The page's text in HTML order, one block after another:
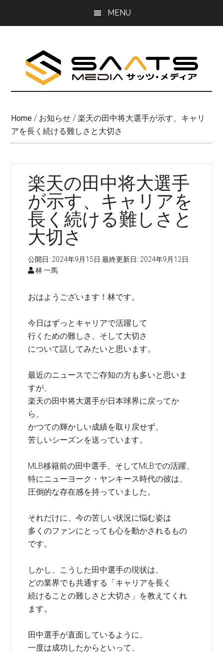
MENU
Home / お知らせ / 楽天の田中将大選手が示す、キャリ
アを長く続ける難しさと大切さ
楽天の田中将大選手
が示す、キャリアを
長く続ける難しさと
大切さ
公開日: 2024年9月15日 最終更新日: 2024年9月12日
林 一馬
おはようございます！林です。
今日はずっとキャリアで活躍して
行くための難しさ、そして大切さ
について話してみたいと思います。
最近のニュースでご存知の方も多いと思いま
すが、
楽天の田中将大選手が日本球界に戻ってか
ら、
かつての輝かしい成績を取り戻せず、
苦しいシーズンを送っています。
MLB移籍前の田中選手、そしてMLBでの活躍、
特にニューヨーク・ヤンキース時代の彼は、
圧倒的な存在感を持っていました。
それだけに、今の苦しい状況に悩む姿は
多くのファンにとっても心を動かされるもの
です。
しかし、こうした田中選手の現状は、
どの業界でも共通する「キャリアを長く
続けることの難しさと大切さ」を教えてくれ
ます。
田中選手が直面しているように、
一度は成功したからといって、